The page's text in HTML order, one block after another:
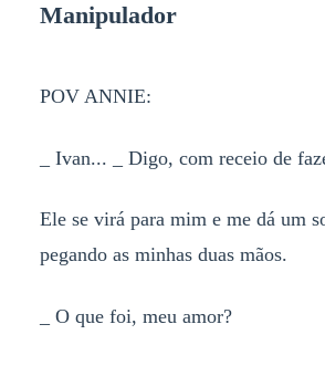
Manipulador
POV ANNIE:
_ Ivan... _ Digo, com receio de
Ele se virá para mim e me dá um
pegando as minhas duas mãos.
_ O que foi, meu amor?